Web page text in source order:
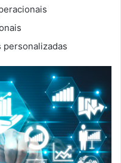
personalizadas